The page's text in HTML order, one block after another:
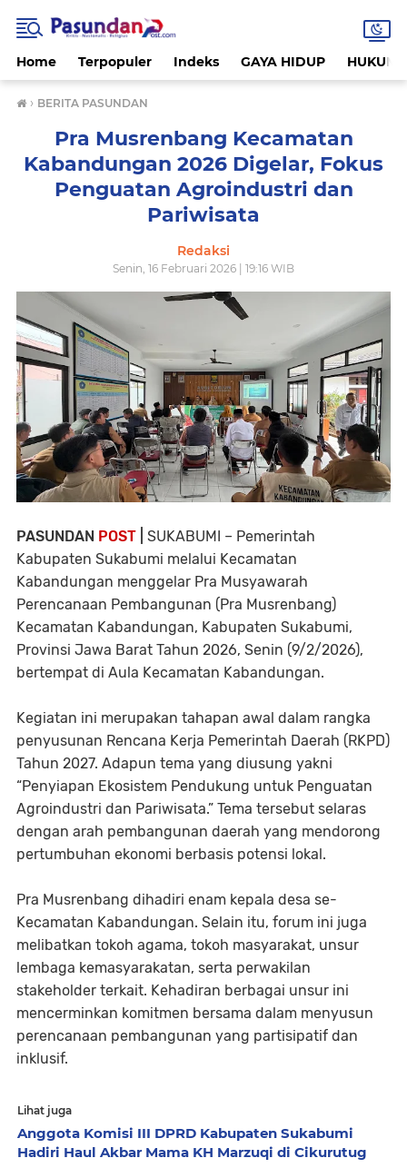
Home Terpopuler Indeks GAYA HIDUP HUKUM
› BERITA PASUNDAN
Pra Musrenbang Kecamatan
Kabandungan 2026 Digelar, Fokus
Penguatan Agroindustri dan
Pariwisata
Redaksi
Senin, 16 Februari 2026 | 19:16 WIB
PASUNDAN POST SUKABUMI – Pemerintah
Kabupaten Sukabumi melalui Kecamatan
Kabandungan menggelar Pra Musyawarah
Perencanaan Pembangunan (Pra Musrenbang)
Kecamatan Kabandungan, Kabupaten Sukabumi,
Provinsi Jawa Barat Tahun 2026, Senin (9/2/2026),
bertempat di Aula Kecamatan Kabandungan.
Kegiatan ini merupakan tahapan awal dalam rangka
penyusunan Rencana Kerja Pemerintah Daerah (RKPD)
Tahun 2027. Adapun tema yang diusung yakni
“Penyiapan Ekosistem Pendukung untuk Penguatan
Agroindustri dan Pariwisata.” Tema tersebut selaras
dengan arah pembangunan daerah yang mendorong
pertumbuhan ekonomi berbasis potensi lokal.
Pra Musrenbang dihadiri enam kepala desa se-
Kecamatan Kabandungan. Selain itu, forum ini juga
melibatkan tokoh agama, tokoh masyarakat, unsur
lembaga kemasyarakatan, serta perwakilan
stakeholder terkait. Kehadiran berbagai unsur ini
mencerminkan komitmen bersama dalam menyusun
perencanaan pembangunan yang partisipatif dan
inklusif.
Lihat juga
Anggota Komisi III DPRD Kabupaten Sukabumi
Hadiri Haul Akbar Mama KH Marzuqi di Cikurutug